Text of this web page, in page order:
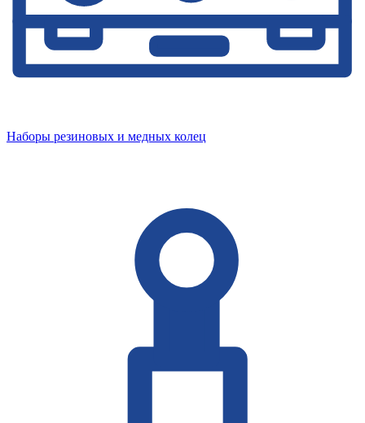
Наборы резиновых и медных колец